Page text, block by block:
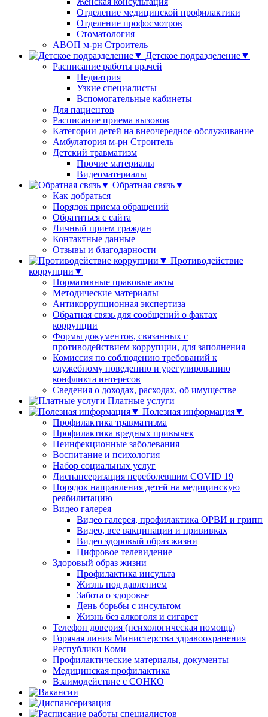
Отделение медицинской профилактики
Отделение профосмотров
Стоматология
АВОП м-рн Строитель
Детское подразделение▼
Расписание работы врачей
Педиатрия
Узкие специалисты
Вспомогательные кабинеты
Для пациентов
Расписание приема вызовов
Категории детей на внеочередное обслуживание
Амбулатория м-рн Строитель
Детский травматизм
Прочие материалы
Видеоматериалы
Обратная связь▼
Как добраться
Порядок приема обращений
Обратиться с сайта
Личный прием граждан
Контактные данные
Отзывы и благодарности
Противодействие
коррупции▼
Нормативные правовые акты
Методические материалы
Антикоррупционная экспертиза
Обратная связь для сообщений о фактах
коррупции
Формы документов, связанных с
противодействием коррупции, для заполнения
Комиссия по соблюдению требований к
служебному поведению и урегулированию
конфликта интересов
Сведения о доходах, расходах, об имуществе
Платные услуги
Полезная информация▼
Профилактика травматизма
Профилактика вредных привычек
Неинфекционные заболевания
Воспитание и психология
Набор социальных услуг
Диспансеризация переболевшим COVID 19
Порядок направления детей на медицинскую
реабилитацию
Видео галерея
Видео галерея, профилактика ОРВИ и грипп
Видео, все вакцинации и прививках
Видео здоровый образ жизни
Цифровое телевидение
Здоровый образ жизни
Профилактика инсульта
Жизнь под давлением
Забота о здоровье
День борьбы с инсультом
Жизнь без алкоголя и сигарет
Телефон доверия (психологическая помощь)
Горячая линия Министерства здравоохранения
Республики Коми
Профилактические материалы, документы
Медицинская профилактика
Взаимодействие с СОНКО